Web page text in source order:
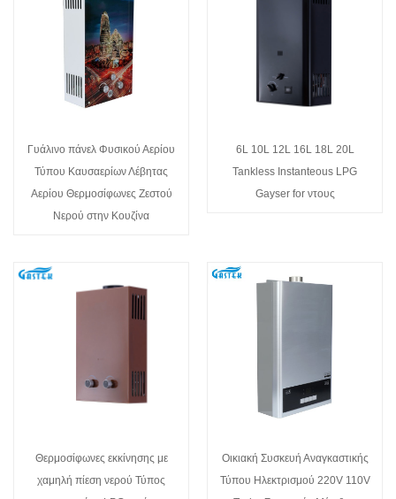
Γυάλινο πάνελ Φυσικού Αερίου
Τύπου Καυσαερίων Λέβητας
Αερίου Θερμοσίφωνες Ζεστού
Νερού στην Κουζίνα
6L 10L 12L 16L 18L 20L
Tankless Instanteous LPG
Gayser for ντους
Θερμοσίφωνες εκκίνησης με
χαμηλή πίεση νερού Τύπος
Οικιακή Συσκευή Αναγκαστικής
Τύπου Ηλεκτρισμού 220V 110V